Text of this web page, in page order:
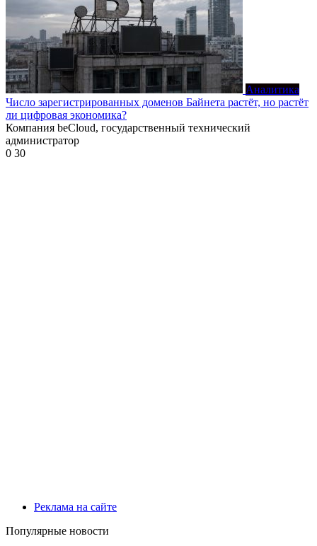
Аналитика
Число зарегистрированных доменов Байнета растёт, но растёт
ли цифровая экономика?
Компания beCloud, государственный технический
администратор
0 30
Реклама на сайте
Популярные новости